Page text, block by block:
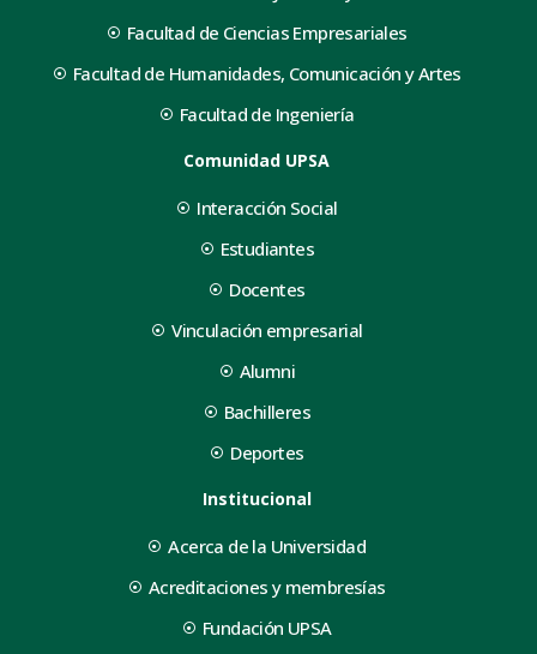
Facultad de Ciencias Empresariales
Facultad de Humanidades, Comunicación y Artes
Facultad de Ingeniería
Comunidad UPSA
Interacción Social
Estudiantes
Docentes
Vinculación empresarial
Alumni
Bachilleres
Deportes
Institucional
Acerca de la Universidad
Acreditaciones y membresías
Fundación UPSA